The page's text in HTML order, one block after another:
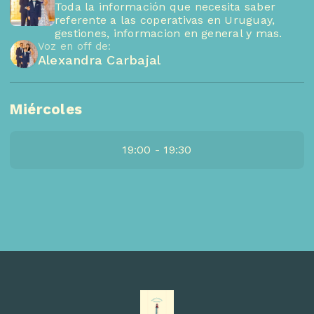
Toda la información que necesita saber
referente a las coperativas en Uruguay,
gestiones, informacion en general y mas.
Voz en off de:
Alexandra Carbajal
Miércoles
19:00 - 19:30